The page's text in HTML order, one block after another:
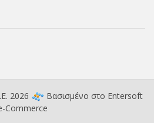
2026 Βασισμένο στο Entersoft
Commerce